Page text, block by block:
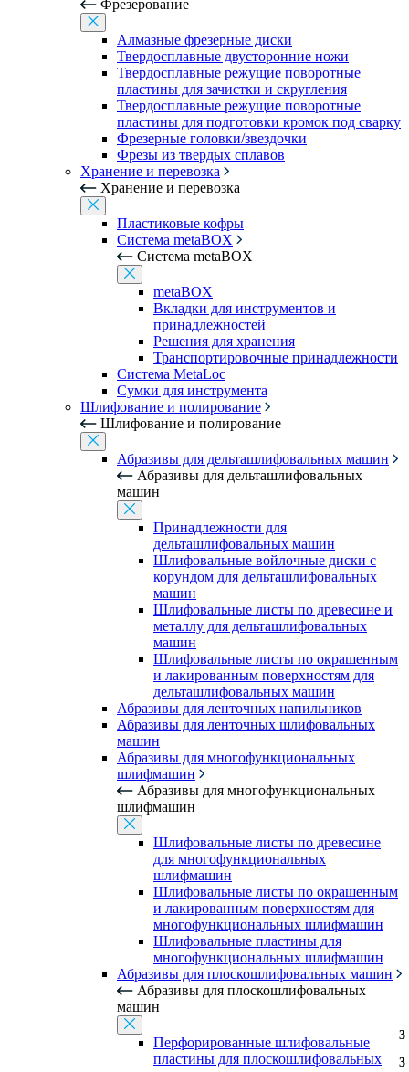
Фрезерование
Алмазные фрезерные диски
Твердосплавные двусторонние ножи
Твердосплавные режущие поворотные
пластины для зачистки и скругления
Твердосплавные режущие поворотные
пластины для подготовки кромок под сварку
Фрезерные головки/звездочки
Фрезы из твердых сплавов
Хранение и перевозка
Хранение и перевозка
Пластиковые кофры
Система metaBOX
Система metaBOX
metaBOX
Вкладки для инструментов и
принадлежностей
Решения для хранения
Транспортировочные принадлежности
Система MetaLoc
Сумки для инструмента
Шлифование и полирование
Шлифование и полирование
Абразивы для дельташлифовальных машин
Абразивы для дельташлифовальных
машин
Принадлежности для
дельташлифовальных машин
Шлифовальные войлочные диски с
корундом для дельташлифовальных
машин
Шлифовальные листы по древесине и
металлу для дельташлифовальных
машин
Шлифовальные листы по окрашенным
и лакированным поверхностям для
дельташлифовальных машин
Абразивы для ленточных напильников
Абразивы для ленточных шлифовальных
машин
Абразивы для многофункциональных
шлифмашин
Абразивы для многофункциональных
шлифмашин
Шлифовальные листы по древесине
для многофункциональных
шлифмашин
Шлифовальные листы по окрашенным
и лакированным поверхностям для
многофункциональных шлифмашин
Шлифовальные пластины для
многофункциональных шлифмашин
Абразивы для плоскошлифовальных машин
Абразивы для плоскошлифовальных
машин
Перфорированные шлифовальные
пластины для плоскошлифовальных
3
3
3
3
3
3
3
3